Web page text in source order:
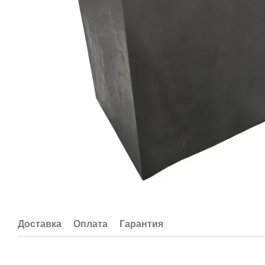
Доставка Оплата Гарантия